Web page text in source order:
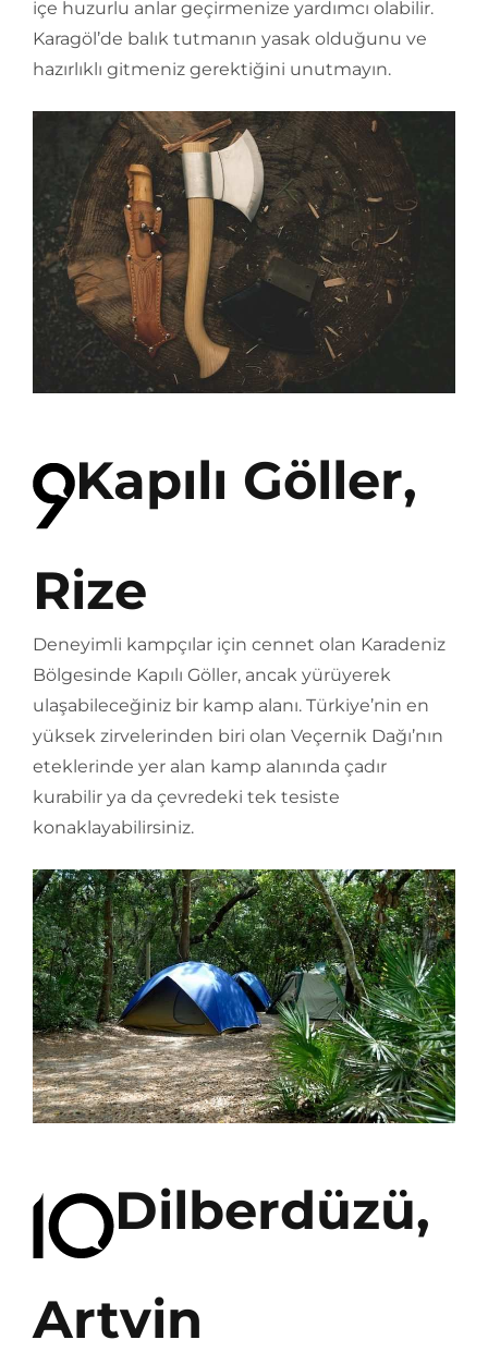
içe huzurlu anlar geçirmenize yardımcı olabilir.
Karagöl’de balık tutmanın yasak olduğunu ve
hazırlıklı gitmeniz gerektiğini unutmayın.
Kapılı Göller,
Rize
Deneyimli kampçılar için cennet olan Karadeniz
Bölgesinde Kapılı Göller, ancak yürüyerek
ulaşabileceğiniz bir kamp alanı. Türkiye’nin en
yüksek zirvelerinden biri olan Veçernik Dağı’nın
eteklerinde yer alan kamp alanında çadır
kurabilir ya da çevredeki tek tesiste
konaklayabilirsiniz.
Dilberdüzü,
Artvin